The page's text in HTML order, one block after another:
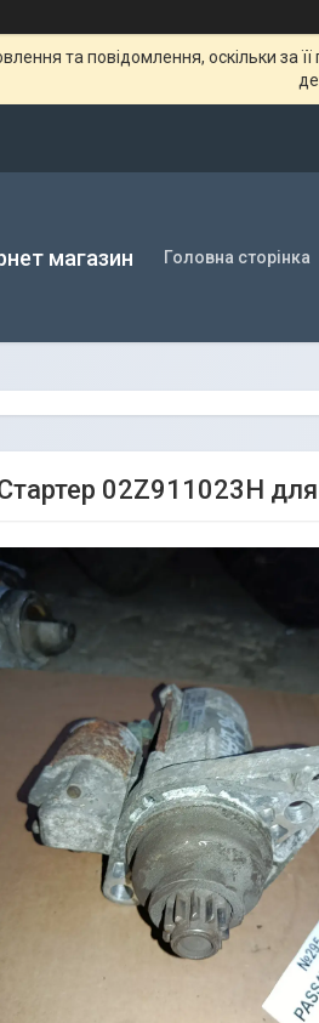
та повідомлення, оскільки за
магазин Головна сторінка
02Z911023H